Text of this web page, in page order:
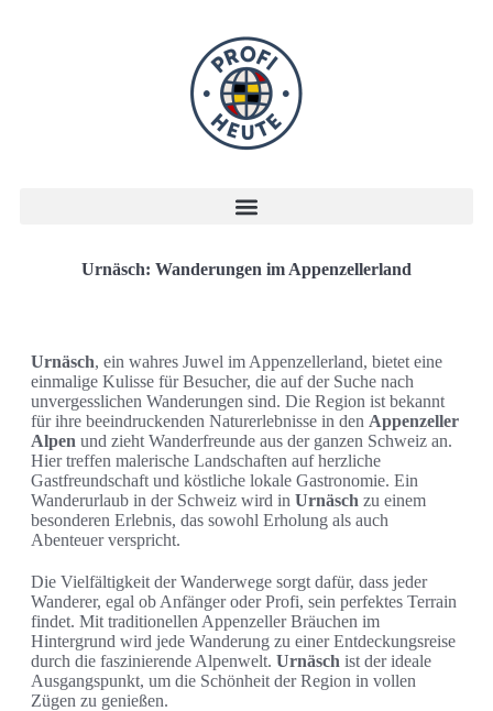
Urnäsch: Wanderungen im Appenzellerland
Urnäsch, ein wahres Juwel im Appenzellerland, bietet eine
einmalige Kulisse für Besucher, die auf der Suche nach
unvergesslichen Wanderungen sind. Die Region ist bekannt
für ihre beeindruckenden Naturerlebnisse in den Appenzeller
Alpen und zieht Wanderfreunde aus der ganzen Schweiz an.
Hier treffen malerische Landschaften auf herzliche
Gastfreundschaft und köstliche lokale Gastronomie. Ein
Wanderurlaub in der Schweiz wird in Urnäsch zu einem
besonderen Erlebnis, das sowohl Erholung als auch
Abenteuer verspricht.
Die Vielfältigkeit der Wanderwege sorgt dafür, dass jeder
Wanderer, egal ob Anfänger oder Profi, sein perfektes Terrain
findet. Mit traditionellen Appenzeller Bräuchen im
Hintergrund wird jede Wanderung zu einer Entdeckungsreise
durch die faszinierende Alpenwelt. Urnäsch ist der ideale
Ausgangspunkt, um die Schönheit der Region in vollen
Zügen zu genießen.